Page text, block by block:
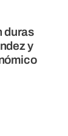
duras
y